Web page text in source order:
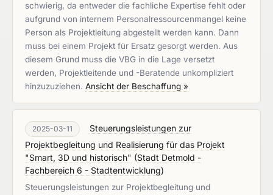
schwierig, da entweder die fachliche Expertise fehlt oder
aufgrund von internem Personalressourcenmangel keine
Person als Projektleitung abgestellt werden kann. Dann
muss bei einem Projekt für Ersatz gesorgt werden. Aus
diesem Grund muss die VBG in die Lage versetzt
werden, Projektleitende und -Beratende unkompliziert
hinzuzuziehen. Ansicht der Beschaffung »
2025-03-11
Steuerungsleistungen zur
Projektbegleitung und Realisierung für das Projekt
"Smart, 3D und historisch" (Stadt Detmold -
Fachbereich 6 - Stadtentwicklung)
Steuerungsleistungen zur Projektbegleitung und